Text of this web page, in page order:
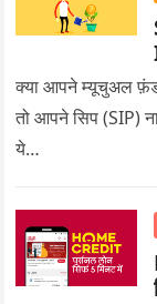
क्या आपने म्यूचुअल
तो आपने सिप (SIP)
ये…